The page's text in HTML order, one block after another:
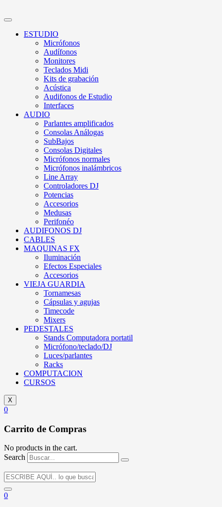
ESTUDIO
Micrófonos
Audífonos
Monitores
Teclados Midi
Kits de grabación
Acústica
Audifonos de Estudio
Interfaces
AUDIO
Parlantes amplificados
Consolas Análogas
SubBajos
Consolas Digitales
Micrófonos normales
Micrófonos inalámbricos
Line Array
Controladores DJ
Potencias
Accesorios
Medusas
Perifonéo
AUDIFONOS DJ
CABLES
MAQUINAS FX
Iluminación
Efectos Especiales
Accesorios
VIEJA GUARDIA
Tornamesas
Cápsulas y agujas
Timecode
Mixers
PEDESTALES
Stands Computadora portatil
Micrófono/teclado/DJ
Luces/parlantes
Racks
COMPUTACION
CURSOS
X
0
Carrito de Compras
No products in the cart.
Search
0